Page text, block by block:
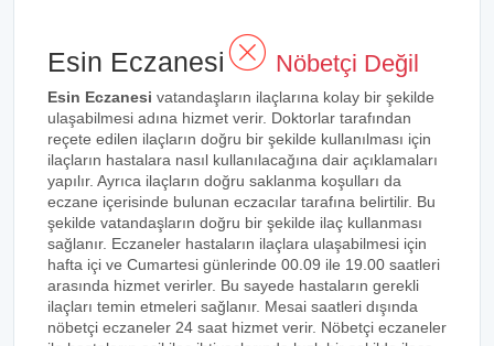
Esin Eczanesi Nöbetçi Değil
Esin Eczanesi vatandaşların ilaçlarına kolay bir şekilde
ulaşabilmesi adına hizmet verir. Doktorlar tarafından
reçete edilen ilaçların doğru bir şekilde kullanılması için
ilaçların hastalara nasıl kullanılacağına dair açıklamaları
yapılır. Ayrıca ilaçların doğru saklanma koşulları da
eczane içerisinde bulunan eczacılar tarafına belirtilir. Bu
şekilde vatandaşların doğru bir şekilde ilaç kullanması
sağlanır. Eczaneler hastaların ilaçlara ulaşabilmesi için
hafta içi ve Cumartesi günlerinde 00.09 ile 19.00 saatleri
arasında hizmet verirler. Bu sayede hastaların gerekli
ilaçları temin etmeleri sağlanır. Mesai saatleri dışında
nöbetçi eczaneler 24 saat hizmet verir. Nöbetçi eczaneler